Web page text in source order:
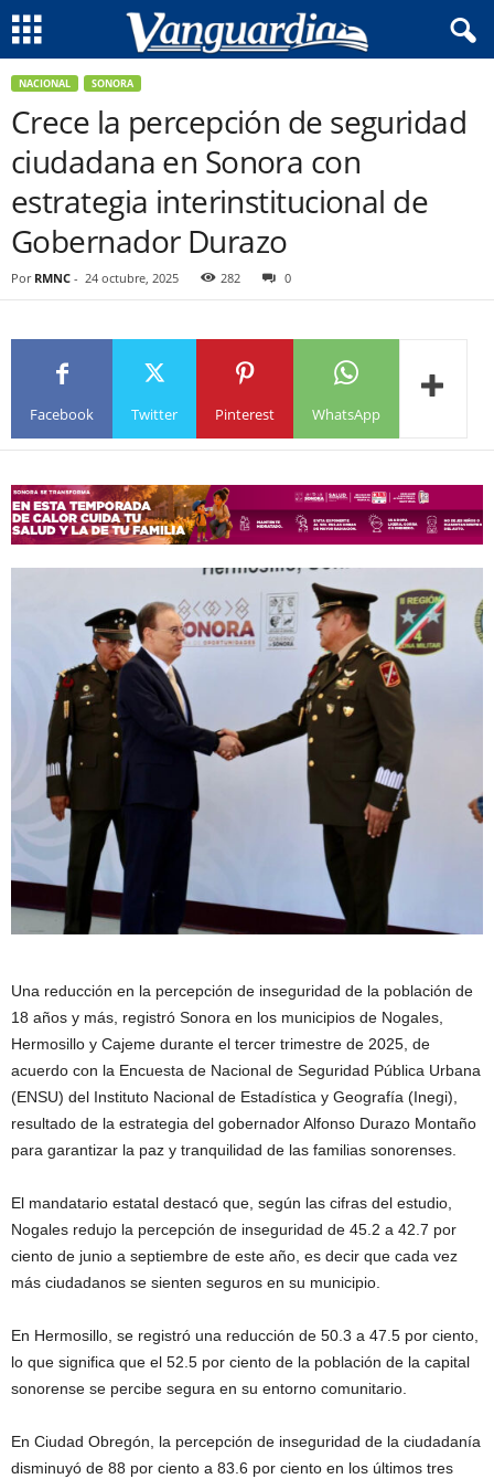
NACIONAL SONORA
Crece la percepción de seguridad
ciudadana en Sonora con
estrategia interinstitucional de
Gobernador Durazo
Por RMNC - 24 octubre, 2025 282 0
Facebook Twitter Pinterest WhatsApp
Una reducción en la percepción de inseguridad de la población de
18 años y más, registró Sonora en los municipios de Nogales,
Hermosillo y Cajeme durante el tercer trimestre de 2025, de
acuerdo con la Encuesta de Nacional de Seguridad Pública Urbana
(ENSU) del Instituto Nacional de Estadística y Geografía (Inegi),
resultado de la estrategia del gobernador Alfonso Durazo Montaño
para garantizar la paz y tranquilidad de las familias sonorenses.
El mandatario estatal destacó que, según las cifras del estudio,
Nogales redujo la percepción de inseguridad de 45.2 a 42.7 por
ciento de junio a septiembre de este año, es decir que cada vez
más ciudadanos se sienten seguros en su municipio.
En Hermosillo, se registró una reducción de 50.3 a 47.5 por ciento,
lo que significa que el 52.5 por ciento de la población de la capital
sonorense se percibe segura en su entorno comunitario.
En Ciudad Obregón, la percepción de inseguridad de la ciudadanía
disminuyó de 88 por ciento a 83.6 por ciento en los últimos tres